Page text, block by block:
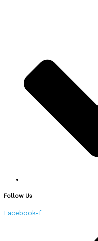
Follow Us
Facebook-f